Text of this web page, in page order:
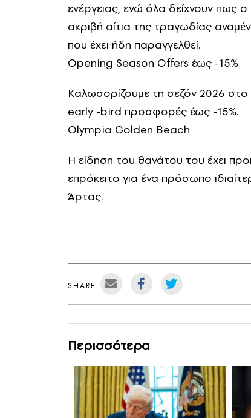
ενέργειας, ενώ όλα δείχνουν πως
ακριβή αίτια της τραγωδίας
που έχει ήδη παραγγελθεί.
Opening Season Offers έως -15%
Καλωσορίζουμε τη σεζόν 2026
early -bird προσφορές έως -15%.
Olympia Golden Beach
Η είδηση του θανάτου του έχει
επρόκειτο για ένα πρόσωπο
Άρτας.
SHARE
Περισσότερα